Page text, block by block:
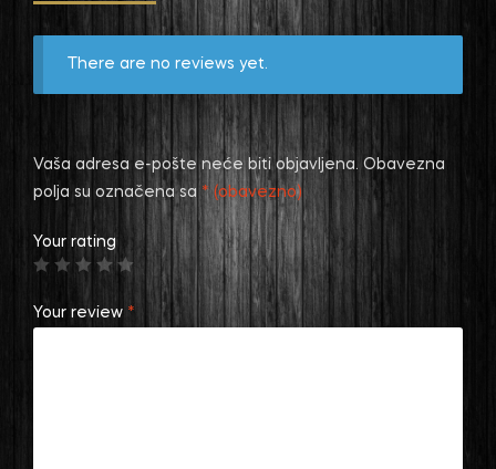
There are no reviews yet.
Vaša adresa e-pošte neće biti objavljena. Obavezna
polja su označena sa * (obavezno)
Your rating
Your review *